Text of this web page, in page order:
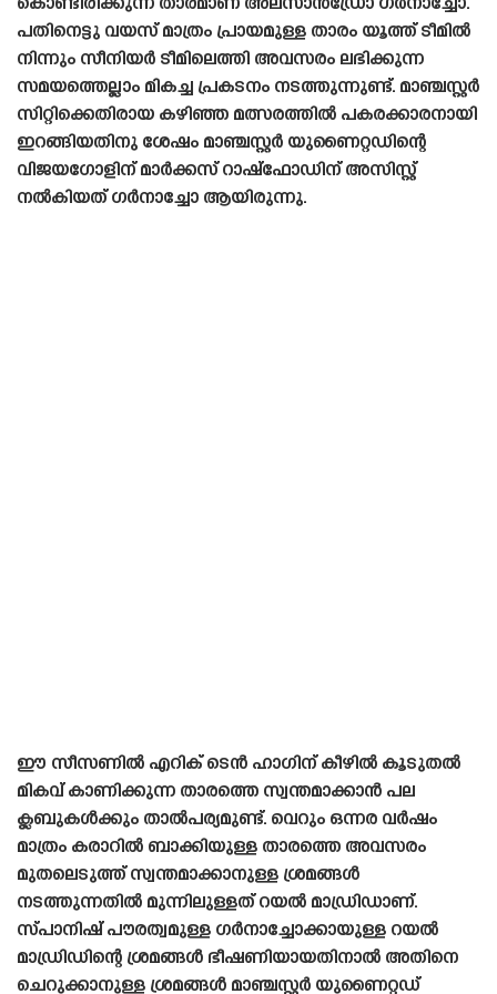
കൊണ്ടിരിക്കുന്ന താരമാണ് അലസാൻഡ്രോ ഗർനാച്ചോ.
പതിനെട്ടു വയസ് മാത്രം പ്രായമുള്ള താരം യൂത്ത് ടീമിൽ
നിന്നും സീനിയർ ടീമിലെത്തി അവസരം ലഭിക്കുന്ന
സമയത്തെല്ലാം മികച്ച പ്രകടനം നടത്തുന്നുണ്ട്. മാഞ്ചസ്റ്റർ
സിറ്റിക്കെതിരായ കഴിഞ്ഞ മത്സരത്തിൽ പകരക്കാരനായി
ഇറങ്ങിയതിനു ശേഷം മാഞ്ചസ്റ്റർ യുണൈറ്റഡിന്റെ
വിജയഗോളിന് മാർക്കസ് റാഷ്‌ഫോഡിന് അസിസ്റ്റ്
നൽകിയത് ഗർനാച്ചോ ആയിരുന്നു.
ഈ സീസണിൽ എറിക് ടെൻ ഹാഗിന് കീഴിൽ കൂടുതൽ
മികവ് കാണിക്കുന്ന താരത്തെ സ്വന്തമാക്കാൻ പല
ക്ലബുകൾക്കും താൽപര്യമുണ്ട്. വെറും ഒന്നര വർഷം
മാത്രം കരാറിൽ ബാക്കിയുള്ള താരത്തെ അവസരം
മുതലെടുത്ത് സ്വന്തമാക്കാനുള്ള ശ്രമങ്ങൾ
നടത്തുന്നതിൽ മുന്നിലുള്ളത് റയൽ മാഡ്രിഡാണ്.
സ്‌പാനിഷ്‌ പൗരത്വമുള്ള ഗർനാച്ചോക്കായുള്ള റയൽ
മാഡ്രിഡിന്റെ ശ്രമങ്ങൾ ഭീഷണിയായതിനാൽ അതിനെ
ചെറുക്കാനുള്ള ശ്രമങ്ങൾ മാഞ്ചസ്റ്റർ യുണൈറ്റഡ്